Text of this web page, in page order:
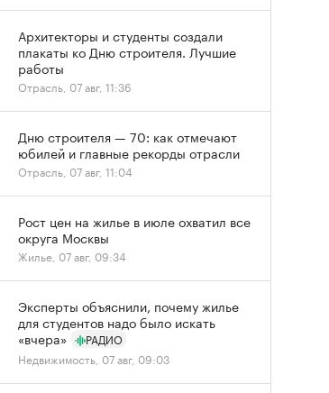
Архитекторы и студенты создали
плакаты ко Дню строителя. Лучшие
работы
Отрасль, 07 авг, 11:36
Дню строителя — 70: как отмечают
юбилей и главные рекорды отрасли
Отрасль, 07 авг, 11:04
Рост цен на жилье в июле охватил все
округа Москвы
Жилье, 07 авг, 09:34
Эксперты объяснили, почему жилье
для студентов надо было искать
«вчера»
РАДИО
Недвижимость, 07 авг, 09:03